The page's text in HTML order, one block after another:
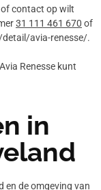
of contact op wilt
31 111 461 670 of
avia-renesse/.
Renesse kunt
in
en de omgeving van